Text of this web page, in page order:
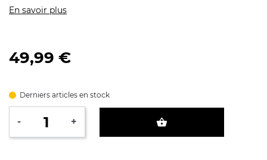
En savoir plus
49,99 €
Derniers articles en stock
- + shopping_basket